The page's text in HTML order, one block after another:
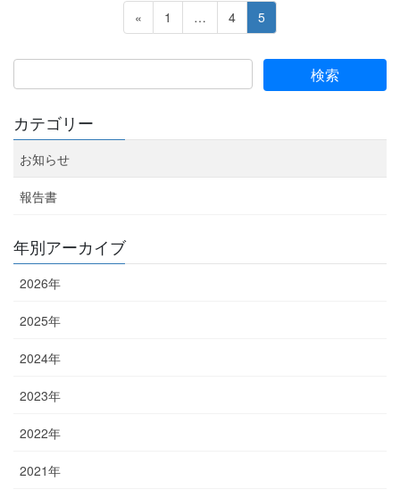
の
ペ
ー
ジ
送
り
«
ペ
ー
ジ
1 …
ペ
ー
ジ
4
ペ
ー
ジ
5
カテゴリー
お知らせ
報告書
年別アーカイブ
2026年
2025年
2024年
2023年
2022年
2021年